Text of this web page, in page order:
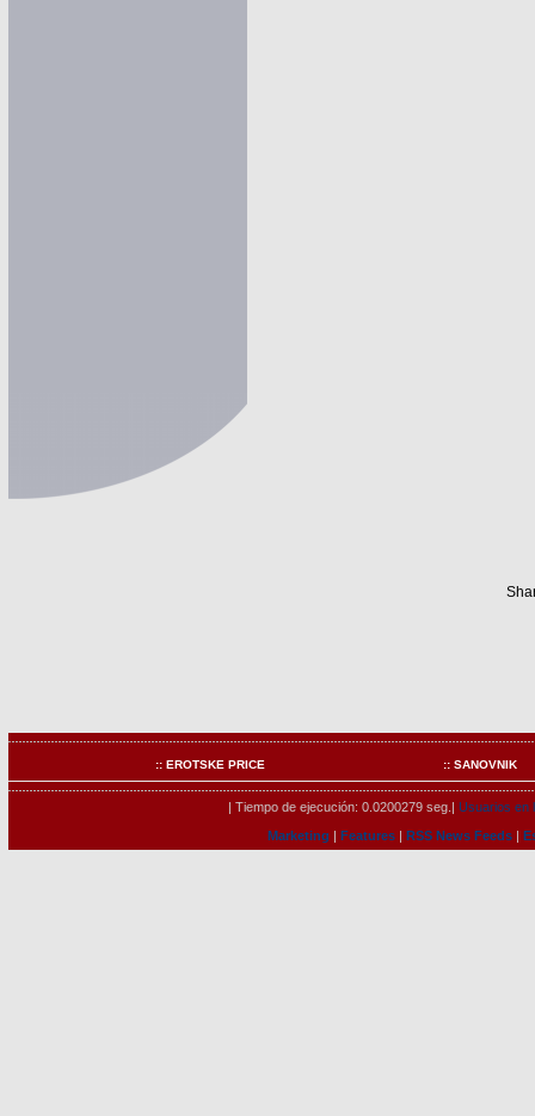
:: EROTSKE PRICE :: SANOVNIK
| Tiempo de ejecución: 0.0200279 seg.| Usuarios en
Marketing | Features| RSS News Feeds|